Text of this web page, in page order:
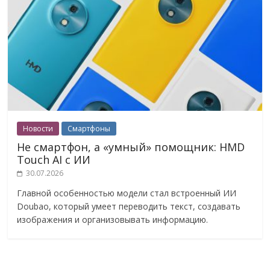
Новости Смартфоны
Не смартфон, а «умный» помощник: HMD
Touch AI с ИИ
30.07.2026
Главной особенностью модели стал встроенный ИИ
Doubao, который умеет переводить текст, создавать
изображения и организовывать информацию.